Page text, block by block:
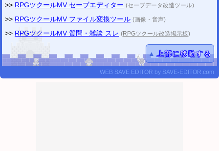
>> RPGツクールMV セーブエディター (セーブデータ改造ツール)
>> RPGツクールMV ファイル変換ツール (画像・音声)
>> RPGツクールMV 質問・雑談 スレ (RPGツクール改造掲示板)
▲ 上部に移動する
WEB SAVE EDITOR by SAVE-EDITOR.com